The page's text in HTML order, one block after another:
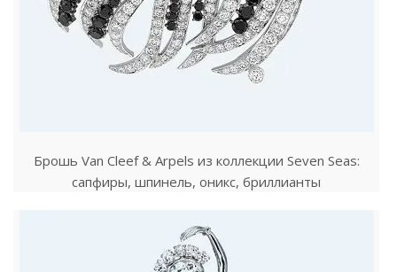
Брошь Van Cleef & Arpels из коллекции Seven Seas:
сапфиры, шпинель, оникс, бриллианты